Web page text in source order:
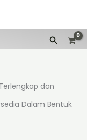
Cari
dan
Dalam Bentuk